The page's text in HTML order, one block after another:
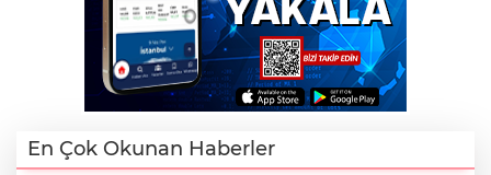
En Çok Okunan Haberler